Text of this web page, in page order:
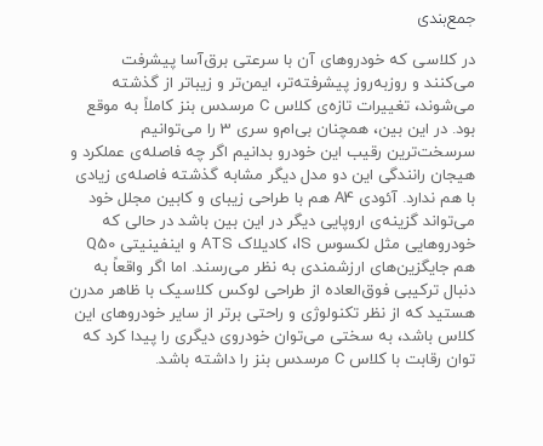
جمع‌بندی
در کلاسی که خودروهای آن با سرعتی برق‌آسا پیشرفت
می‌کنند و روزبه‌روز پیشرفته‌تر، ایمن‌تر و زیباتر از گذشته
می‌شوند، تغییرات تازه‌ی کلاس C مرسدس بنز کاملاً به موقع
بود. در این بین، همچنان بی‌ام‌و سری 3 را می‌توانیم
سرسخت‌ترین رقیب این خودرو بدانیم اگر چه فاصله‌ی عملکرد و
هیجان رانندگی این دو مدل دیگر مشابه گذشته فاصله‌ی زیادی
با هم ندارد. آئودی A4 هم با طراحی زیبای و کابین مجلل خود
می‌تواند گزینه‌ی اروپایی دیگر در این بین باشد در حالی که
خودروهایی مثل لکسوس IS، کادیلاک ATS و اینفینیتی Q50
هم جایگزین‌های ارزشمندی به نظر می‌رسند. اما اگر واقعاً به
دنبال ترکیبی فوق‌العاده از طراحی لوکس کلاسیک با ظاهر مدرن
هستید که از نظر تکنولوژی و راحتی برتر از سایر خودروهای این
کلاس باشد، به سختی می‌توان خودروی دیگری را پیدا کرد که
توان رقابت با کلاس C مرسدس بنز را داشته باشد.